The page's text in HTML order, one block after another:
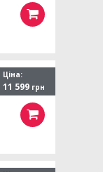
Ціна:
11 599 грн